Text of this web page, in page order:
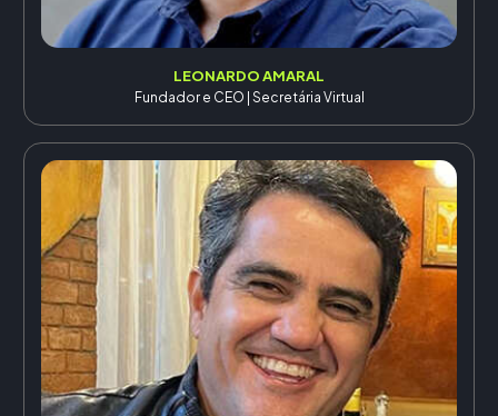
LEONARDO AMARAL
Fundador e CEO | Secretária Virtual